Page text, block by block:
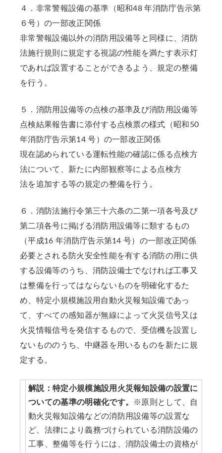
４．非常警報設備の基準（昭和48 年消防庁告示第
６号）の一部改正関係
非常警報設備以外の消防用設備等と同様に、消防
法施行規則に規定する視認の性能を満たす表示灯
であれば設置することができるよう、規定の整備
を行う。
５．消防用設備等の点検の基準及び消防用設備等
点検結果報告書に添付する点検票の様式（昭和50
年消防庁告示第14 号）の一部改正関係
現在認められている運転性能の確認に係る点検方
法について、新たに内部観察等による点検方
法を追加する等の規定の整備を行う。
６．消防法施行令第三十六条の二第一項各号及び
第二項各号に掲げる消防用設備等に類するもの
（平成16 年消防庁告示第14 号）の一部改正関係
必要とされる防火安全性能を有する消防の用に供
する設備等のうち、消防設備士でなければ工事又
は整備を行ってはならないものを明確化するた
め、特定小規模施設用自動火災報知設備であっ
て、すべての感知器が無線によって火災信号又は
火災情報信号を発信するもので、受信機を設置し
ないもののうち、中継器を用いるものを新たに規
定する。
解説：特定小規模施設用火災報知設備の設置に
ついての基準の明確化です。
※原則として、自
動火災報知設備などの消防用設備等の設置な
ど、法律により義務づけられている消防設備の
工事、整備等を行うには、消防設備士の資格が